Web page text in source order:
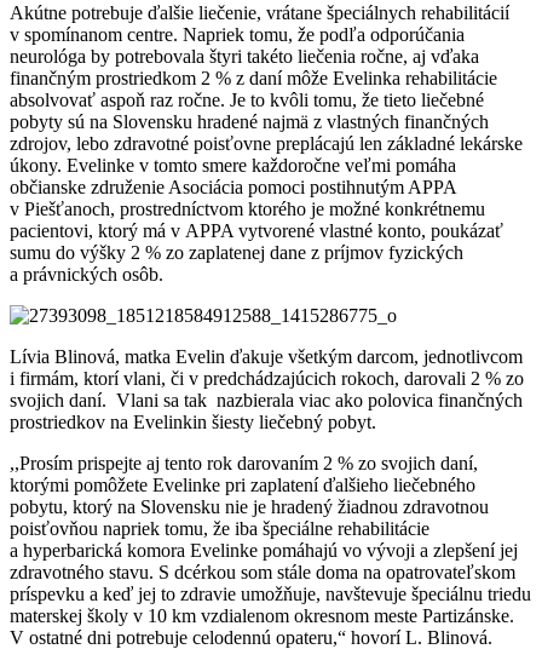
Akútne potrebuje ďalšie liečenie, vrátane špeciálnych rehabilitácií
v spomínanom centre. Napriek tomu, že podľa odporúčania
neurológa by potrebovala štyri takéto liečenia ročne, aj vďaka
finančným prostriedkom 2 % z daní môže Evelinka rehabilitácie
absolvovať aspoň raz ročne. Je to kvôli tomu, že tieto liečebné
pobyty sú na Slovensku hradené najmä z vlastných finančných
zdrojov, lebo zdravotné poisťovne preplácajú len základné lekárske
úkony. Evelinke v tomto smere každoročne veľmi pomáha
občianske združenie Asociácia pomoci postihnutým APPA
v Piešťanoch, prostredníctvom ktorého je možné konkrétnemu
pacientovi, ktorý má v APPA vytvorené vlastné konto, poukázať
sumu do výšky 2 % zo zaplatenej dane z príjmov fyzických
a právnických osôb.
Lívia Blinová, matka Evelin ďakuje všetkým darcom, jednotlivcom
i firmám, ktorí vlani, či v predchádzajúcich rokoch, darovali 2 % zo
svojich daní. Vlani sa tak nazbierala viac ako polovica finančných
prostriedkov na Evelinkin šiesty liečebný pobyt.
,,Prosím prispejte aj tento rok darovaním 2 % zo svojich daní,
ktorými pomôžete Evelinke pri zaplatení ďalšieho liečebného
pobytu, ktorý na Slovensku nie je hradený žiadnou zdravotnou
poisťovňou napriek tomu, že iba špeciálne rehabilitácie
a hyperbarická komora Evelinke pomáhajú vo vývoji a zlepšení jej
zdravotného stavu. S dcérkou som stále doma na opatrovateľskom
príspevku a keď jej to zdravie umožňuje, navštevuje špeciálnu triedu
materskej školy v 10 km vzdialenom okresnom meste Partizánske.
V ostatné dni potrebuje celodennú opateru,“ hovorí L. Blinová.